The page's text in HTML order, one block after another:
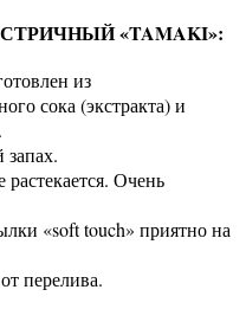
«TAMAKI»:
из
сока (экстракта) и
Очень
«soft touch» приятно на
перелива.